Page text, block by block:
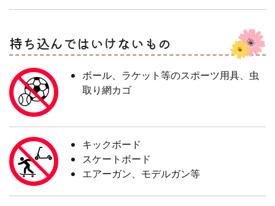
持ち込んではいけないもの
ボール、ラケット等のスポーツ用具、虫
取り網カゴ
キックボード
スケートボード
エアーガン、モデルガン等